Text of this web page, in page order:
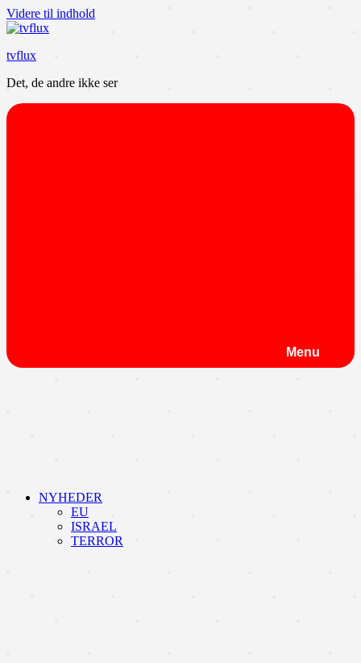
Videre til indhold
tvflux
Det, de andre ikke ser
Menu
NYHEDER
EU
ISRAEL
TERROR